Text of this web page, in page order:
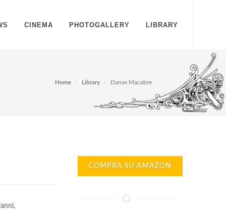
CINEMA PHOTOGALLERY LIBRARY
Home Library Danse Macabre
COMPRA SU AMAZON